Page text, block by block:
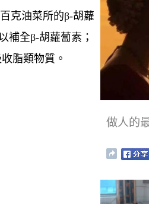
克油菜所的β-胡蘿
補全β-胡蘿蔔素；
脂類物質。
做人的